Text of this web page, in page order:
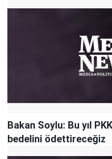
Bakan Soylu: Bu yıl
bedelini ödettireceğiz